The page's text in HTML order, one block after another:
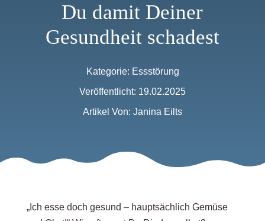
Du damit Deiner
Gesundheit schadest
Kategorie: Essstörung
Veröffentlicht: 19.02.2025
Artikel Von: Janina Eilts
„Ich esse doch gesund – hauptsächlich Gemüse